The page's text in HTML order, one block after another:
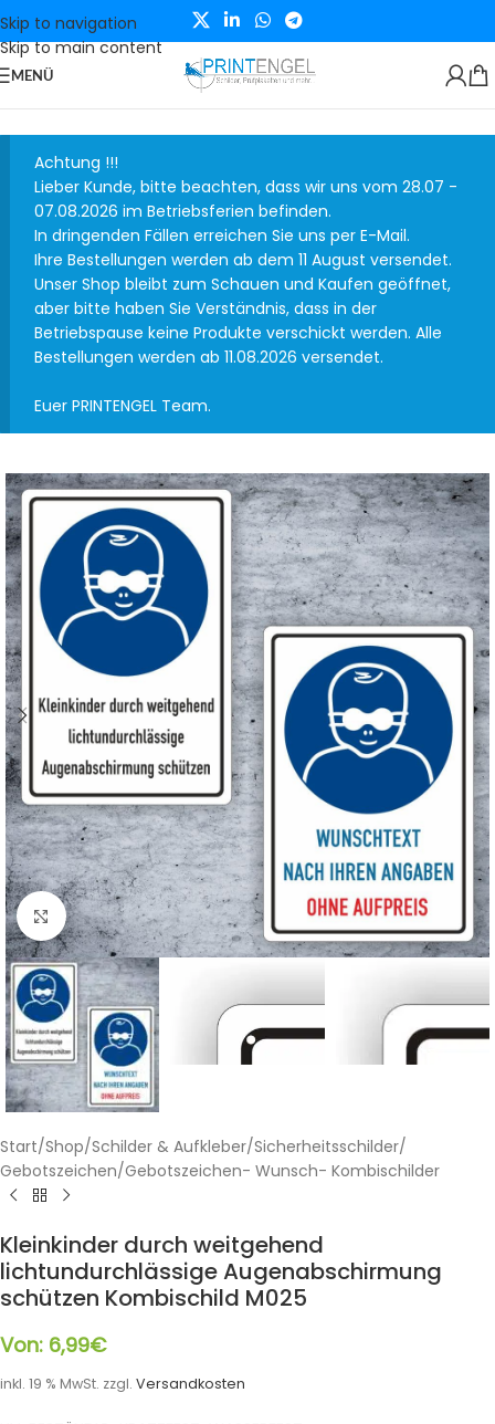
Skip to navigation
Skip to main content
MENÜ
Achtung !!!
Lieber Kunde, bitte beachten, dass wir uns vom 28.07 -
07.08.2026 im Betriebsferien befinden.
In dringenden Fällen erreichen Sie uns per E-Mail.
Ihre Bestellungen werden ab dem 11 August versendet.
Unser Shop bleibt zum Schauen und Kaufen geöffnet,
aber bitte haben Sie Verständnis, dass in der
Betriebspause keine Produkte verschickt werden. Alle
Bestellungen werden ab 11.08.2026 versendet.
Euer PRINTENGEL Team.
Klicken zum Vergrößern
Start/Shop/Schilder & Aufkleber/Sicherheitsschilder/
Gebotszeichen/Gebotszeichen- Wunsch- Kombischilder
Kleinkinder durch weitgehend
lichtundurchlässige Augenabschirmung
schützen Kombischild M025
Von: 6,99€
inkl. 19 % MwSt. zzgl. Versandkosten